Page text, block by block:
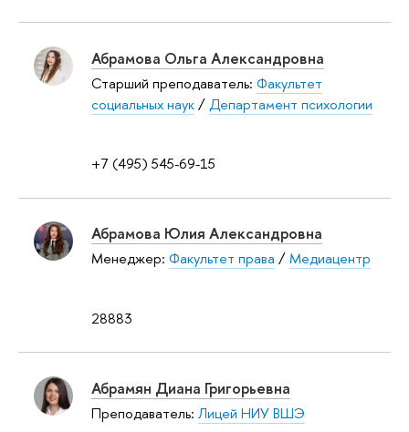
+7 (495) 545-69-15
Абрамова Ольга Александровна
Старший преподаватель: Факультет
социальных наук/Департамент психологии
28883
Абрамова Юлия Александровна
Менеджер: Факультет права /Медиацентр
Абрамян Диана Григорьевна
Преподаватель: Лицей НИУ ВШЭ